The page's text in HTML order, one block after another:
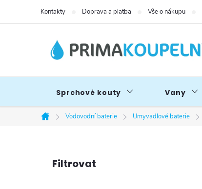
Kontakty Doprava a platba Vše o nákupu
Sprchové kouty Vany
Domů
Vodovodní baterie Umyvadlové baterie